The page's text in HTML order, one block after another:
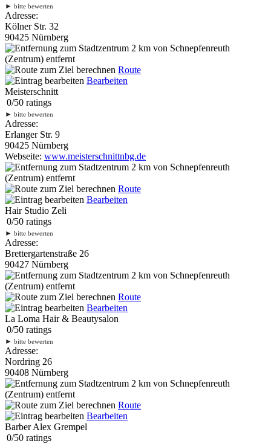
► bitte bewerten
Adresse:
Kölner Str. 32
90425 Nürnberg
2 km von Schnepfenreuth
(Zentrum) entfernt
Route
Bearbeiten
Meisterschnitt
0/50 ratings
► bitte bewerten
Adresse:
Erlanger Str. 9
90425 Nürnberg
Webseite: www.meisterschnittnbg.de
2 km von Schnepfenreuth
(Zentrum) entfernt
Route
Bearbeiten
Hair Studio Zeli
0/50 ratings
► bitte bewerten
Adresse:
Brettergartenstraße 26
90427 Nürnberg
2 km von Schnepfenreuth
(Zentrum) entfernt
Route
Bearbeiten
La Loma Hair & Beautysalon
0/50 ratings
► bitte bewerten
Adresse:
Nordring 26
90408 Nürnberg
2 km von Schnepfenreuth
(Zentrum) entfernt
Route
Bearbeiten
Barber Alex Grempel
0/50 ratings